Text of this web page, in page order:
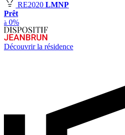
RE2020 LMNP
Prêt
à 0%
Découvrir la résidence